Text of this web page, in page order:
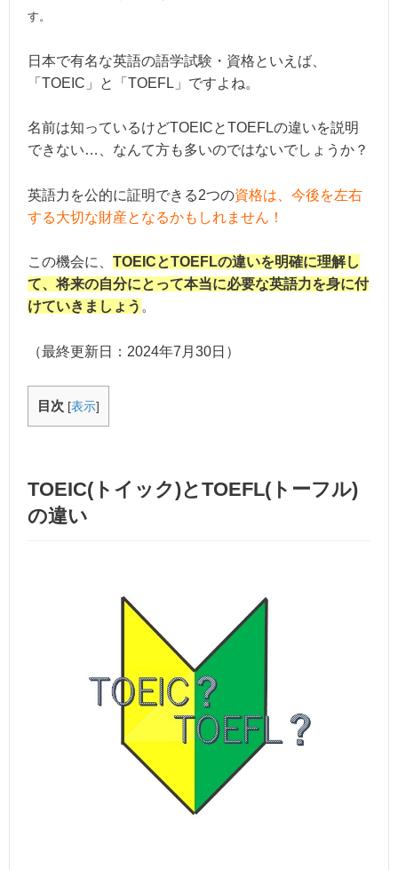
す。
日本で有名な英語の語学試験・資格といえば、
「TOEIC」と「TOEFL」ですよね。
名前は知っているけどTOEICとTOEFLの違いを説明
できない…、なんて方も多いのではないでしょうか？
英語力を公的に証明できる2つの資格は、今後を左右
する大切な財産となるかもしれません！
この機会に、 TOEICとTOEFLの違いを明確に理解し
て、将来の自分にとって本当に必要な英語力を身に付
けていきましょう 。
（最終更新日： 2024年7月30日 ）
目次 [表示]
TOEIC(トイック)とTOEFL(トーフル)
の違い